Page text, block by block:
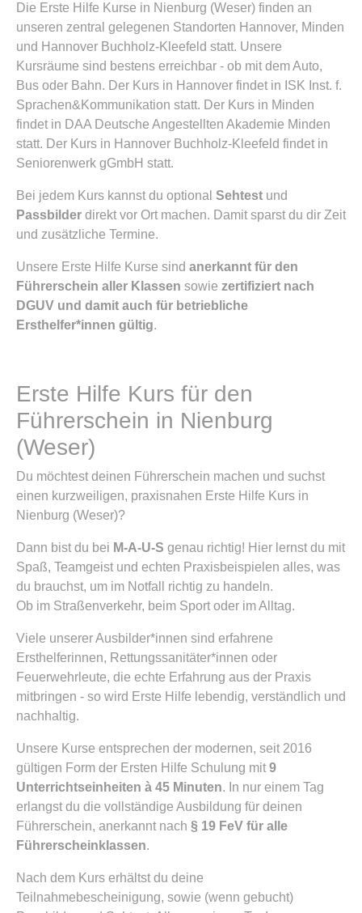
Die Erste Hilfe Kurse in Nienburg (Weser) finden an
unseren zentral gelegenen Standorten Hannover, Minden
und Hannover Buchholz-Kleefeld statt. Unsere
Kursräume sind bestens erreichbar - ob mit dem Auto,
Bus oder Bahn. Der Kurs in Hannover findet in ISK Inst. f.
Sprachen&Kommunikation statt. Der Kurs in Minden
findet in DAA Deutsche Angestellten Akademie Minden
statt. Der Kurs in Hannover Buchholz-Kleefeld findet in
Seniorenwerk gGmbH statt.
Bei jedem Kurs kannst du optional Sehtest und
Passbilder direkt vor Ort machen. Damit sparst du dir Zeit
und zusätzliche Termine.
Unsere Erste Hilfe Kurse sind anerkannt für den
Führerschein aller Klassen sowie zertifiziert nach
DGUV und damit auch für betriebliche
Ersthelfer*innen gültig.
Erste Hilfe Kurs für den
Führerschein in Nienburg
(Weser)
Du möchtest deinen Führerschein machen und suchst
einen kurzweiligen, praxisnahen Erste Hilfe Kurs in
Nienburg (Weser)?
Dann bist du bei M-A-U-S genau richtig! Hier lernst du mit
Spaß, Teamgeist und echten Praxisbeispielen alles, was
du brauchst, um im Notfall richtig zu handeln.
Ob im Straßenverkehr, beim Sport oder im Alltag.
Viele unserer Ausbilder*innen sind erfahrene
Ersthelferinnen, Rettungssanitäter*innen oder
Feuerwehrleute, die echte Erfahrung aus der Praxis
mitbringen - so wird Erste Hilfe lebendig, verständlich und
nachhaltig.
Unsere Kurse entsprechen der modernen, seit 2016
gültigen Form der Ersten Hilfe Schulung mit 9
Unterrichtseinheiten à 45 Minuten. In nur einem Tag
erlangst du die vollständige Ausbildung für deinen
Führerschein, anerkannt nach § 19 FeV für alle
Führerscheinklassen.
Nach dem Kurs erhältst du deine
Teilnahmebescheinigung, sowie (wenn gebucht)